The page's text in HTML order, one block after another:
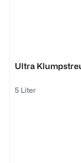
Ultra
5 Liter